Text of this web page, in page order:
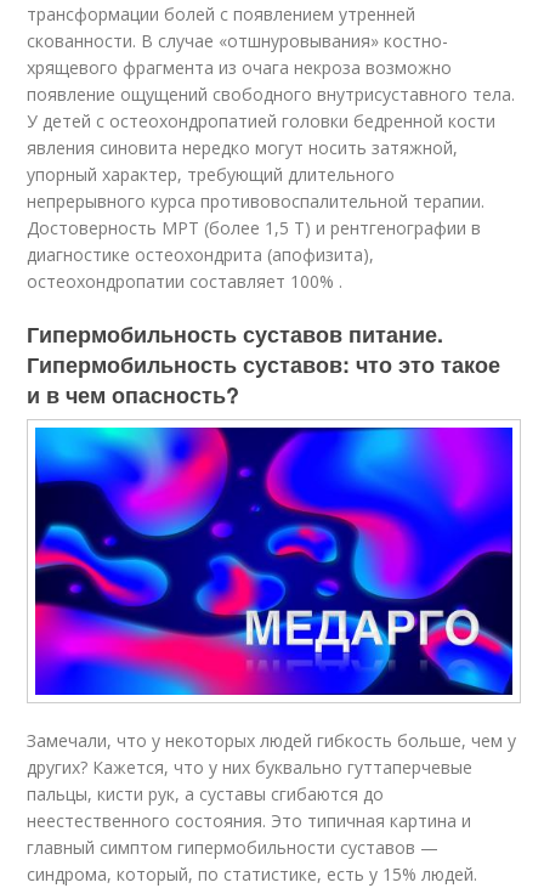
трансформации болей с появлением утренней
скованности. В случае «отшнуровывания» костно-
хрящевого фрагмента из очага некроза возможно
появление ощущений свободного внутрисуставного тела.
У детей с остео­хондропатией головки бедренной кости
явления синовита нередко могут носить затяжной,
упорный характер, требующий длительного
непрерывного курса противовоспалительной терапии.
Достоверность МРТ (более 1,5 Т) и рентгенографии в
диагностике остеохондрита (апофизита),
остеохондропатии составляет 100% .
Гипермобильность суставов питание.
Гипермобильность суставов: что это такое
и в чем опасность?
Замечали, что у некоторых людей гибкость больше, чем у
других? Кажется, что у них буквально гуттаперчевые
пальцы, кисти рук, а суставы сгибаются до
неестественного состояния. Это типичная картина и
главный симптом гипермобильности суставов —
синдрома, который, по статистике, есть у 15% людей.